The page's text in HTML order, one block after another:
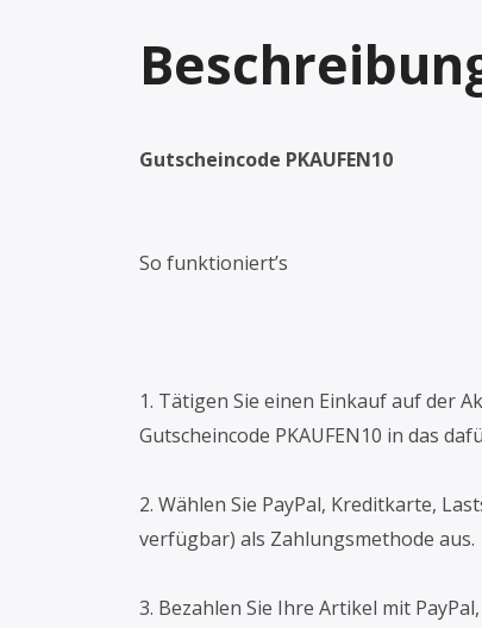
Gutscheincode PKAUFEN10
So funktioniert’s
1. Tätigen Sie einen Einkauf auf der
Gutscheincode PKAUFEN10 in das
2. Wählen Sie PayPal, Kreditkarte,
verfügbar) als Zahlungsmethode aus.
3. Bezahlen Sie Ihre Artikel mit